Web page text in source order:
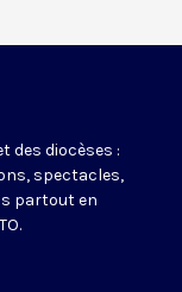
des diocèses :
spectacles,
partout en